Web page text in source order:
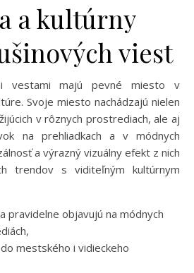
a kultúrny
viest
vestami majú pevné miesto v
Svoje miesto nachádzajú nielen
v rôznych prostrediach, ale aj
na prehliadkach a v módnych
a výrazný vizuálny efekt z nich
trendov s viditeľným kultúrnym
pravidelne objavujú na módnych
mestského i vidieckeho